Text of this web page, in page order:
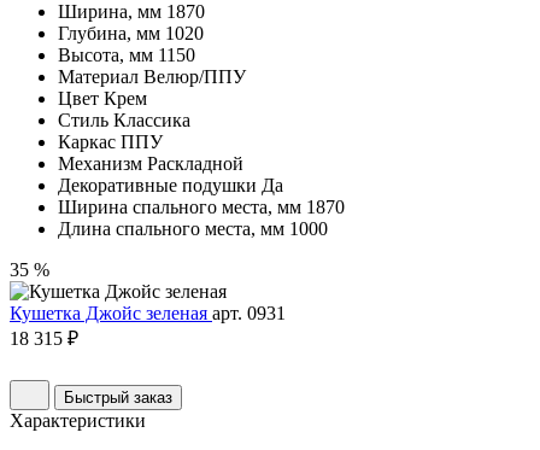
Ширина, мм 1870
Глубина, мм 1020
Высота, мм 1150
Материал Велюр/ППУ
Цвет Крем
Стиль Классика
Каркас ППУ
Механизм Раскладной
Декоративные подушки Да
Ширина спального места, мм 1870
Длина спального места, мм 1000
35 %
Кушетка Джойс зеленая арт. 0931
18 315 ₽
Быстрый заказ
Характеристики